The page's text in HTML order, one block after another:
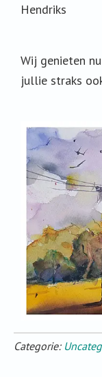
Hendriks
Wij genieten
jullie straks
Categorie: